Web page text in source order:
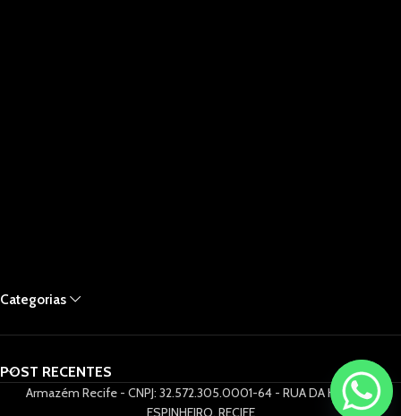
Categorias
POST RECENTES
Armazém Recife - CNPJ: 32.572.305.0001-64 - RUA DA HORA 61,
ESPINHEIRO, RECIFE